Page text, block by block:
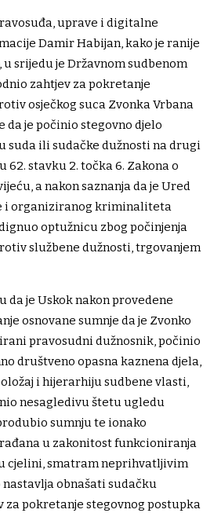
uprave i digitalne
Damir Habijan, kako je ranije
u srijedu je Državnom sudbenom
zahtjev za pokretanje
osječkog suca Zvonka Vrbana
da je počinio stegovno djelo
suda ili sudačke dužnosti na drugi
62. stavku 2. točka 6. Zakona o
a nakon saznanja da je Ured
i organiziranog kriminaliteta
optužnicu zbog počinjenja
službene dužnosti, trgovanjem
da je Uskok nakon provedene
osnovane sumnje da je Zvonko
pravosudni dužnosnik, počinio
društveno opasna kaznena djela,
i hijerarhiju sudbene vlasti,
nesagledivu štetu ugledu
sumnju te ionako
u zakonitost funkcioniranja
cjelini, smatram neprihvatljivim
obnašati sudačku
za pokretanje stegovnog postupka